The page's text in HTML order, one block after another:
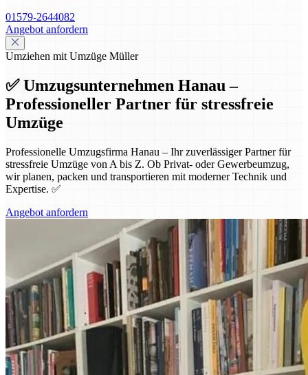
01579-2644082
Angebot anfordern
Umziehen mit Umzüge Müller
✅ Umzugsunternehmen Hanau –
Professioneller Partner für stressfreie
Umzüge
Professionelle Umzugsfirma Hanau – Ihr zuverlässiger Partner für
stressfreie Umzüge von A bis Z. Ob Privat- oder Gewerbeumzug,
wir planen, packen und transportieren mit moderner Technik und
Expertise. ✅
Angebot anfordern